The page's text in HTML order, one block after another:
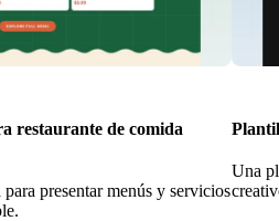
restaurante de comida
presentar menús y servicios
Una